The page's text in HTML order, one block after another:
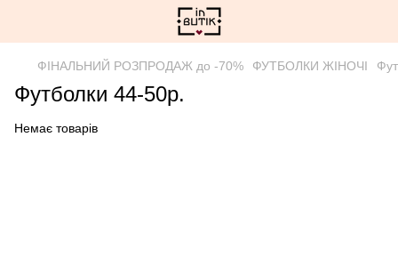
ФІНАЛЬНИЙ РОЗПРОДАЖ до -70% ФУТБОЛКИ ЖІНОЧІ
Футболки 44-50р.
Немає товарів